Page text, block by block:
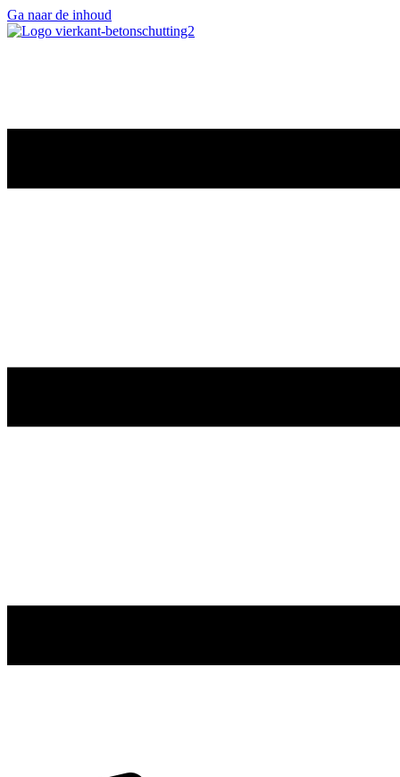
Ga naar de inhoud